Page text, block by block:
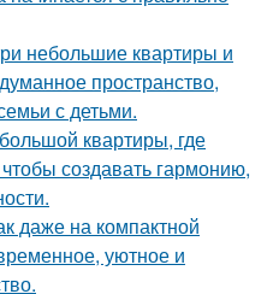
небольшие квартиры и
пространство,
с детьми.
квартиры, где
создавать гармонию,
даже на компактной
уютное и